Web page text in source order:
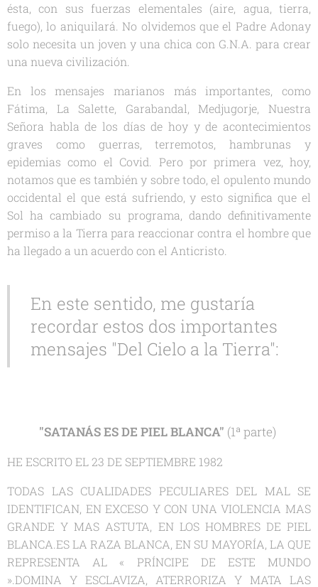
ésta, con sus fuerzas elementales (aire, agua, tierra,
fuego), lo aniquilará. No olvidemos que el Padre Adonay
solo necesita un joven y una chica con G.N.A. para crear
una nueva civilización.
En los mensajes marianos más importantes, como
Fátima, La Salette, Garabandal, Medjugorje, Nuestra
Señora habla de los días de hoy y de acontecimientos
graves como guerras, terremotos, hambrunas y
epidemias como el Covid. Pero por primera vez, hoy,
notamos que es también y sobre todo, el opulento mundo
occidental el que está sufriendo, y esto significa que el
Sol ha cambiado su programa, dando definitivamente
permiso a la Tierra para reaccionar contra el hombre que
ha llegado a un acuerdo con el Anticristo.
En este sentido, me gustaría
recordar estos dos importantes
mensajes "Del Cielo a la Tierra":
"SATANÁS ES DE PIEL BLANCA" (1ª parte)
HE ESCRITO EL 23 DE SEPTIEMBRE 1982
TODAS LAS CUALIDADES PECULIARES DEL MAL SE
IDENTIFICAN, EN EXCESO Y CON UNA VIOLENCIA MAS
GRANDE Y MAS ASTUTA, EN LOS HOMBRES DE PIEL
BLANCA.ES LA RAZA BLANCA, EN SU MAYORÍA, LA QUE
REPRESENTA AL « PRÍNCIPE DE ESTE MUNDO
».DOMINA Y ESCLAVIZA, ATERRORIZA Y MATA LAS